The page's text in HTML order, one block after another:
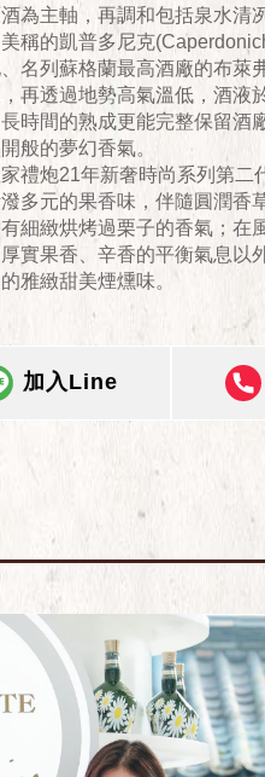
為主軸，再調和包括泉水清
稱的凱普多尼克
名列蘇格蘭最高酒廠的布萊
再透過地勢高氣溫低，酒液
時間的熟成更能完整保留酒
般的夢幻香氣。
禮炮21年新奢時尚系列第二
多元的果香味，伴隨圓潤香
細緻烘烤過栗子的香氣；在
實果香、辛香的平衡氣息以
雅緻甜美煙燻味。
加入Line